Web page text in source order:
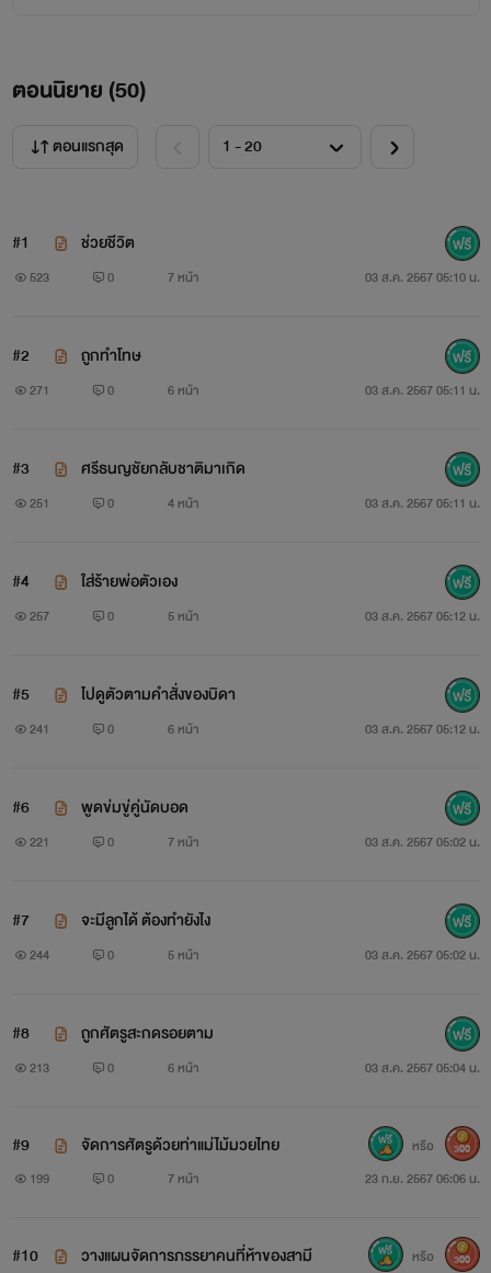
ตอนนิยาย (50)
ตอนแรกสุด
#1 ช่วยชีวิต
523 0 7 หน้า 03 ส.ค. 2567 05:10 น.
#2 ถูกทำโทษ
271 0 6 หน้า 03 ส.ค. 2567 05:11 น.
#3 ศรีธนญชัยกลับชาติมาเกิด
251 0 4 หน้า 03 ส.ค. 2567 05:11 น.
#4 ใส่ร้ายพ่อตัวเอง
257 0 5 หน้า 03 ส.ค. 2567 05:12 น.
#5 ไปดูตัวตามคำสั่งของบิดา
241 0 6 หน้า 03 ส.ค. 2567 05:12 น.
#6 พูดข่มขู่คู่นัดบอด
221 0 7 หน้า 03 ส.ค. 2567 05:02 น.
#7 จะมีลูกได้ ต้องทำยังไง
244 0 5 หน้า 03 ส.ค. 2567 05:02 น.
#8 ถูกศัตรูสะกดรอยตาม
213 0 6 หน้า 03 ส.ค. 2567 05:04 น.
#9 จัดการศัตรูด้วยท่าแม่ไม้มวยไทย
199 0 7 หน้า 23 ก.ย. 2567 06:06 น.
หรือ 300
#10 วางแผนจัดการภรรยาคนที่ห้าของสามี หรือ 300